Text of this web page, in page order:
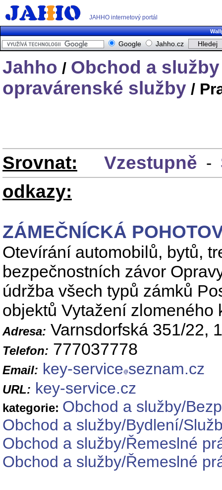
JAHHO internetový portál
Google Jahho.cz
Jahho / Obchod a služby
opravárenské služby /
Srovnat: Vzestupně -
odkazy:
ZÁMEČNÍCKÁ
Otevírání automobilů, bytů,
bezpečnostních závor
údržba všech typů zámků
objektů Vytažení
Adresa: Varnsdorfská 351/22,
Telefon: 777037778
Email: key-service seznam.cz
URL: key-service.cz
kategorie: Obchod a služby/
Obchod a služby/Bydlení/
Obchod a služby/Řemeslné
Obchod a služby/Řemeslné